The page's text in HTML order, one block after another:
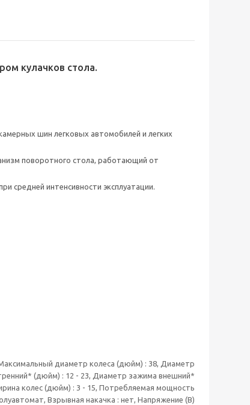
кулачков стола.
шин легковых автомобилей и легких
поворотного стола, работающий от
средней интенсивности эксплуатации.
диаметр колеса (дюйм) : 38, Диаметр
(дюйм) : 12 - 23, Диаметр зажима внешний*
колес (дюйм) : 3 - 15, Потребляемая мощность
Взрывная накачка : нет, Напряжение (В)